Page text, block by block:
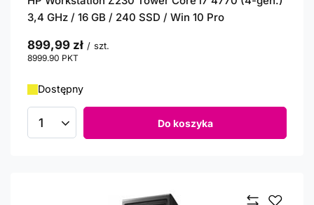
3,4 GHz / 16 GB / 240 SSD / Win 10 Pro
899,99 zł / szt.
8999.90 PKT
Dostępny
Ilość produktów Do koszyka